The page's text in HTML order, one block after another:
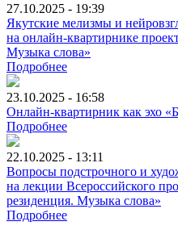
27.10.2025 - 19:39
Якутские мелизмы и
на онлайн-квартирнике
Музыка слова»
Подробнее
23.10.2025 - 16:58
Онлайн-квартирник как эхо
Подробнее
22.10.2025 - 13:11
Вопросы подстрочного и
на лекции Всероссийского
резиденция. Музыка слова»
Подробнее